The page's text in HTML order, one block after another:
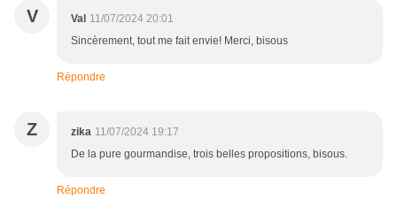
V Val 11/07/2024 20:01
Sincèrement, tout me fait envie! Merci, bisous
Répondre
Z zika 11/07/2024 19:17
De la pure gourmandise, trois belles propositions, bisous.
Répondre